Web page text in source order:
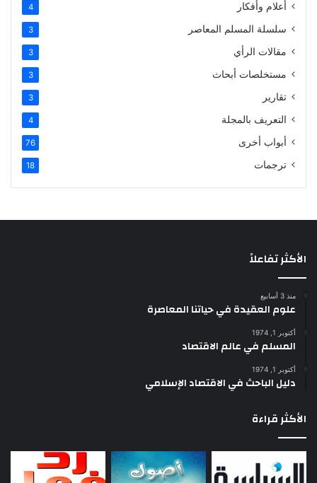
أعلام وأفكار 4
سلسلة المسلم المعاصر 3
مقالات الرأي 3
مستخلصات أبحاث 3
تقارير 3
التعريف بالمجلة 4
أبواب أخرى 76
ترجمات 18
الأكثر تفاعلاً
منذ 3 أسابيع
علوم العقيدة في حياتنا المعاصرة
أكتوبر 1, 1974
المسلم في عالم الاقتصاد
أكتوبر 1, 1974
دليل الباحث في الاقتصاد الإسلامي
الأكثر قراءة